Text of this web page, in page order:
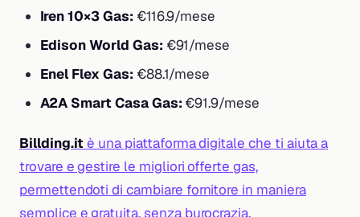
Iren 10×3 Gas: €116.9/mese
Edison World Gas: €91/mese
Enel Flex Gas: €88.1/mese
A2A Smart Casa Gas: €91.9/mese
Billding.itè una piattaforma digitale che ti aiuta a
trovare e gestire le migliori offerte gas,
permettendoti di cambiare fornitore in maniera
semplice e gratuita, senza burocrazia.